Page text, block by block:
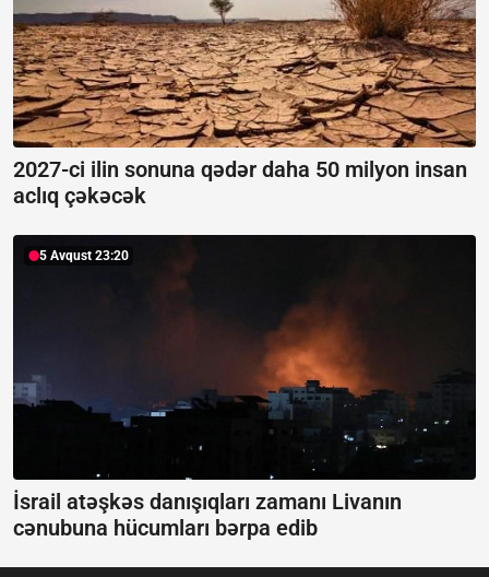
2027-ci ilin sonuna qədər daha 50 milyon insan
aclıq çəkəcək
5 Avqust 23:20
İsrail atəşkəs danışıqları zamanı Livanın
cənubuna hücumları bərpa edib